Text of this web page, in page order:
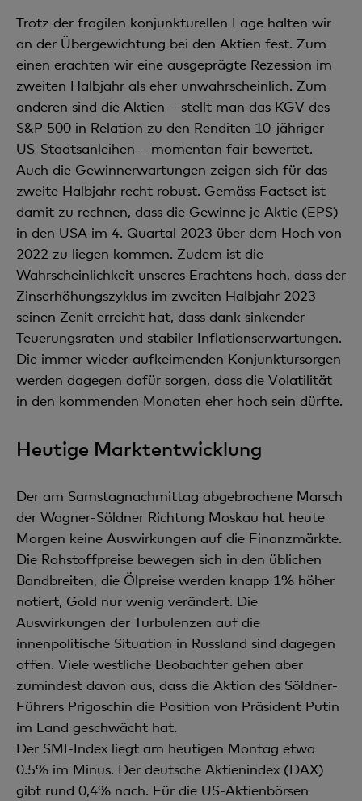
Trotz der fragilen konjunkturellen Lage halten wir
an der Übergewichtung bei den Aktien fest. Zum
einen erachten wir eine ausgeprägte Rezession im
zweiten Halbjahr als eher unwahrscheinlich. Zum
anderen sind die Aktien – stellt man das KGV des
S&P 500 in Relation zu den Renditen 10-jähriger
US-Staatsanleihen – momentan fair bewertet.
Auch die Gewinnerwartungen zeigen sich für das
zweite Halbjahr recht robust. Gemäss Factset ist
damit zu rechnen, dass die Gewinne je Aktie (EPS)
in den USA im 4. Quartal 2023 über dem Hoch von
2022 zu liegen kommen. Zudem ist die
Wahrscheinlichkeit unseres Erachtens hoch, dass der
Zinserhöhungszyklus im zweiten Halbjahr 2023
seinen Zenit erreicht hat, dass dank sinkender
Teuerungsraten und stabiler Inflationserwartungen.
Die immer wieder aufkeimenden Konjunktursorgen
werden dagegen dafür sorgen, dass die Volatilität
in den kommenden Monaten eher hoch sein dürfte.
Heutige Marktentwicklung
Der am Samstagnachmittag abgebrochene Marsch
der Wagner-Söldner Richtung Moskau hat heute
Morgen keine Auswirkungen auf die Finanzmärkte.
Die Rohstoffpreise bewegen sich in den üblichen
Bandbreiten, die Ölpreise werden knapp 1% höher
notiert, Gold nur wenig verändert. Die
Auswirkungen der Turbulenzen auf die
innenpolitische Situation in Russland sind dagegen
offen. Viele westliche Beobachter gehen aber
zumindest davon aus, dass die Aktion des Söldner-
Führers Prigoschin die Position von Präsident Putin
im Land geschwächt hat.
Der SMI-Index liegt am heutigen Montag etwa
0.5% im Minus. Der deutsche Aktienindex (DAX)
gibt rund 0,4% nach. Für die US-Aktienbörsen